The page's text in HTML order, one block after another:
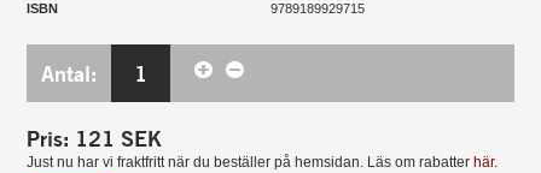
ISBN
9789189929715
Antal: 1
Pris: 121 SEK
Just nu har vi fraktfritt när du beställer på hemsidan. Läs om rabatter här.